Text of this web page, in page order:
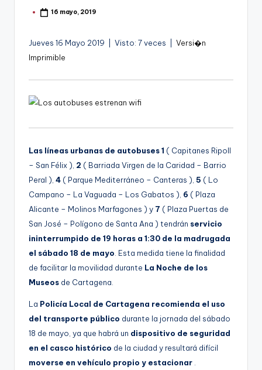
Publicado16 mayo, 2019
Jueves 16 Mayo 2019 | Visto: 7 veces | Versi�n
Imprimible
Las líneas urbanas de autobuses 1 ( Capitanes Ripoll
– San Félix ), 2 ( Barriada Virgen de la Caridad – Barrio
Peral ), 4 ( Parque Mediterráneo – Canteras ), 5 ( Lo
Campano – La Vaguada – Los Gabatos ), 6 ( Plaza
Alicante – Molinos Marfagones ) y 7 ( Plaza Puertas de
San José – Polígono de Santa Ana ) tendrán servicio
ininterrumpido de 19 horas a 1:30 de la madrugada
el sábado 18 de mayo . Esta medida tiene la finalidad
de facilitar la movilidad durante La Noche de los
Museos de Cartagena.
La Policía Local de Cartagena recomienda el uso
del transporte público durante la jornada del sábado
18 de mayo, ya que habrá un dispositivo de seguridad
en el casco histórico de la ciudad y resultará difícil
moverse en vehículo propio y estacionar